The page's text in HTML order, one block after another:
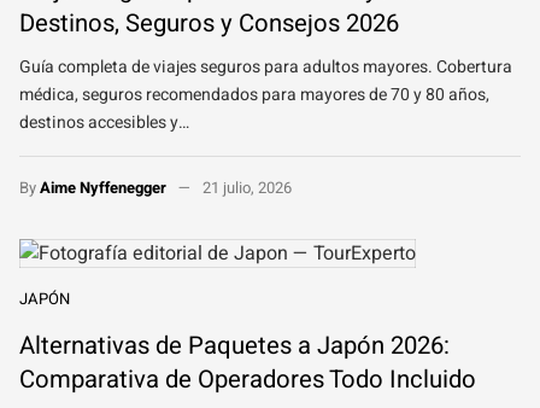
Destinos, Seguros y Consejos 2026
Guía completa de viajes seguros para adultos mayores. Cobertura
médica, seguros recomendados para mayores de 70 y 80 años,
destinos accesibles y…
ByAime Nyffenegger 21 julio, 2026
JAPÓN
Alternativas de Paquetes a Japón 2026:
Comparativa de Operadores Todo Incluido